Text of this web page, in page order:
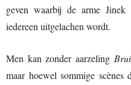
geven waarbij de arme
iedereen uitgelachen wordt.
Men kan zonder aarzeling
maar hoewel sommige